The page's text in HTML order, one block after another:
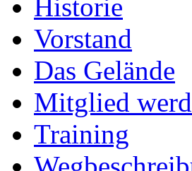
Historie
Vorstand
Das Gelände
Mitglied
Training